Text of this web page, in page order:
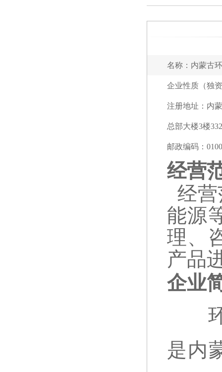
名称：内蒙古
企业性质（独
注册地址：内
总部大楼3楼
邮政编码：
经营
经
能源
理、
产品
企业
环
是内